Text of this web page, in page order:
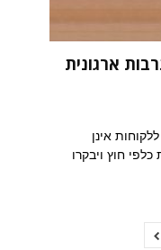
ארגונית
אינן
חוץ ויבקרו